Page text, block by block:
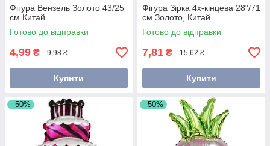
Фігура Вензель Золото 43/25
см Китай
Готово до відправки
4,99 ₴ 9,98 ₴
Купити
Фігура Зірка 4х-кінцева 28"/71
см Золото, Китай
Готово до відправки
7,81 ₴ 15,62 ₴
Купити
–50% –50%